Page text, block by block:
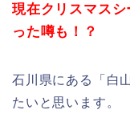
現在クリスマス
った噂も！？
石川県にある「白
たいと思います。